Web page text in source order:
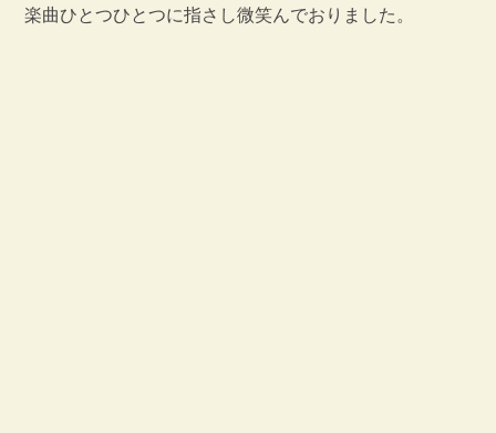
楽曲ひとつひとつに指さし微笑んでおりました。